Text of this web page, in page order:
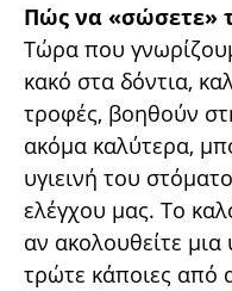
Πώς να «σώσετε»
Τώρα που
κακό στα δόντια,
τροφές, βοηθούν
ακόμα καλύτερα,
υγιεινή του
ελέγχου μας. Το
αν ακολουθείτε μια
τρώτε κάποιες από